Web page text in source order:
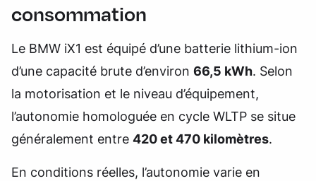
consommation
Le BMW iX1 est équipé d’une batterie lithium-ion
d’une capacité brute d’environ 66,5 kWh. Selon
la motorisation et le niveau d’équipement,
l’autonomie homologuée en cycle WLTP se situe
généralement entre 420 et 470 kilomètres.
En conditions réelles, l’autonomie varie en